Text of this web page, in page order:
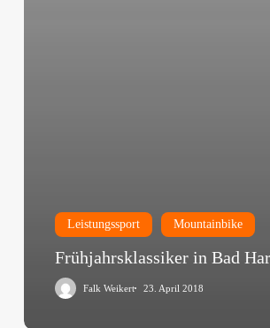
Leistungssport Mountainbike
Frühjahrsklassiker in Bad
Falk Weikert 23. April 2018